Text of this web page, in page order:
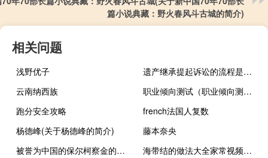
篇小说典藏：野火春风斗古城的简介)
相关问题
浅野优子
遗产继承提起诉讼的流程是如何的
云南纳西族
职业倾向测试（职业倾向测试）
跑分安全攻略
french法国人复数
杨德峰(关于杨德峰的简介)
藤本奈央
被誉为中国的保尔柯察金的人是谁（被誉为中国的保尔柯察金是谁）
海带结的做法大全家常视频（海带结的做法大全家常）